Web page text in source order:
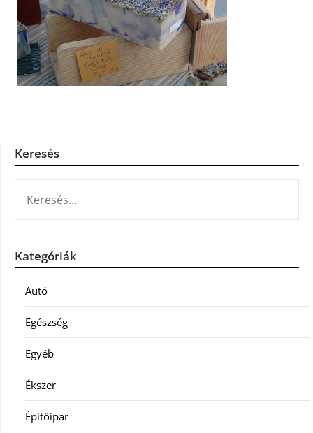
Keresés
Kategóriák
Autó
Egészség
Egyéb
Ékszer
Építőipar